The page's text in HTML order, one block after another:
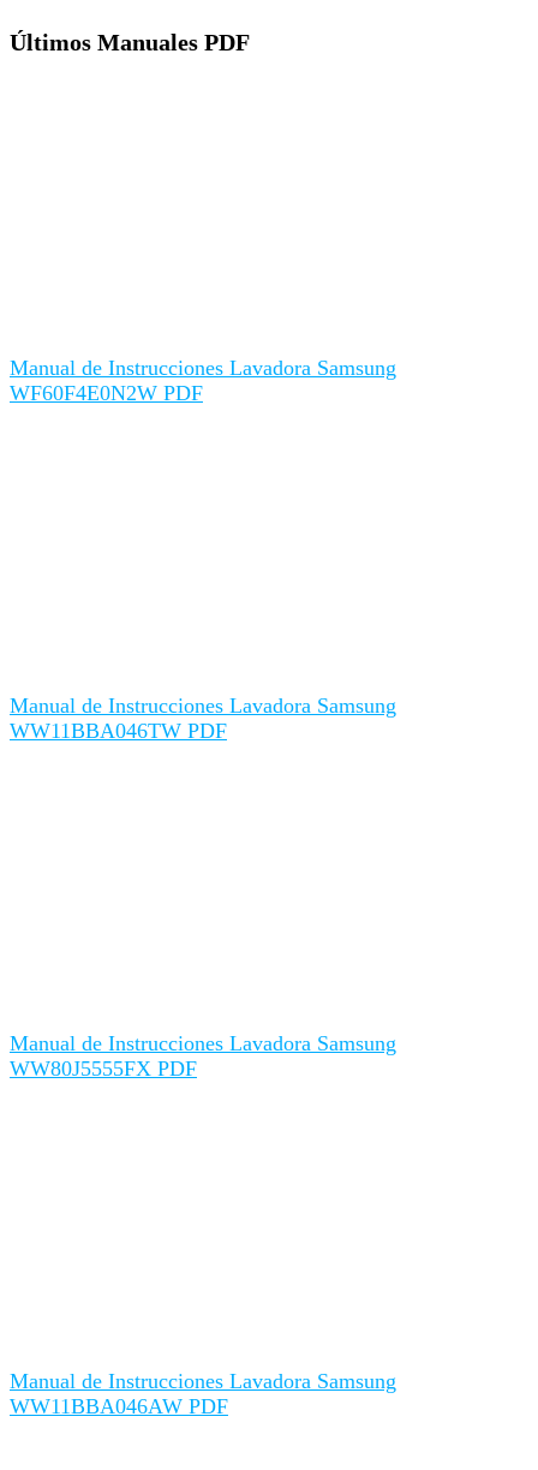
Últimos Manuales PDF
Manual de Instrucciones Lavadora Samsung
WF60F4E0N2W PDF
Manual de Instrucciones Lavadora Samsung
WW11BBA046TW PDF
Manual de Instrucciones Lavadora Samsung
WW80J5555FX PDF
Manual de Instrucciones Lavadora Samsung
WW11BBA046AW PDF